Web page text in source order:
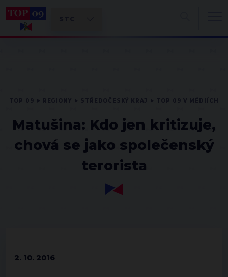
Matušina: Kdo jen kritizuje,
chová se jako společenský
terorista
2. 10. 2016